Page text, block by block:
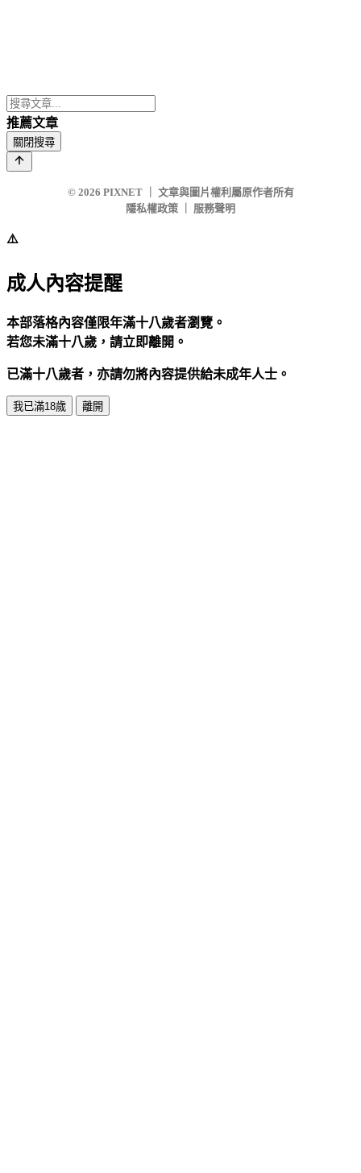
推薦文章
關閉搜尋
© 2026 PIXNET
文章與圖片權利屬原作者所有
隱私權政策
服務聲明
⚠️
成人內容提醒
本部落格內容僅限年滿十八歲者瀏覽。
若您未滿十八歲，請立即離開。
已滿十八歲者，亦請勿將內容提供給未成年人士。
我已滿18歲 離開